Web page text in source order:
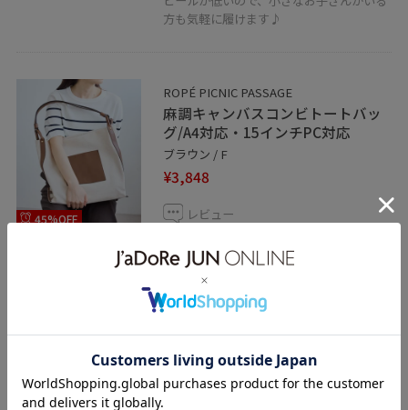
方も気軽に履けます♪
45%OFF
ROPÉ PICNIC PASSAGE
麻調キャンバスコンビトートバッ
グ/A4対応・15インチPC対応
ブラウン / F
¥3,848
レビュー
ります☺︎
ショルダーにもなり両手が空くので、小さ
なお子さんがいる方でも気軽に持てます☺︎
関連タグ
夏コーデ お仕事コーデ 授業参観日コーデ